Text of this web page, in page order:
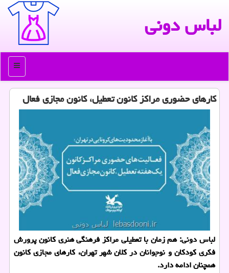
لباس دونی
منو
كارهای حضوری مراكز كانون تعطیل، كانون مجازی فعال
لباس دونی: هم زمان با تعطیلی مراكز فرهنگی هنری كانون پرورش
فكری كودكان و نوجوانان در كلان شهر تهران، كارهای مجازی كانون
همچنان ادامه دارد.